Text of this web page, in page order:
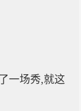
一场秀,就这